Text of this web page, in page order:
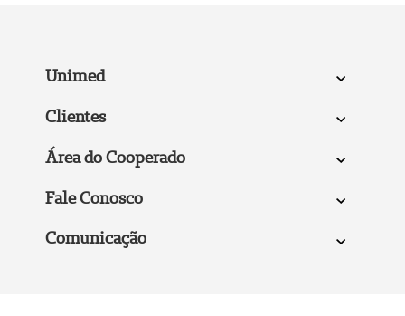
Unimed
Clientes
Área do Cooperado
Fale Conosco
Comunicação